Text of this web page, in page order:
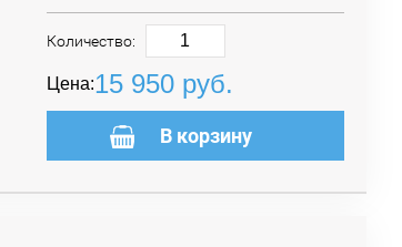
Цена:15 950руб.
Количество:
В корзину